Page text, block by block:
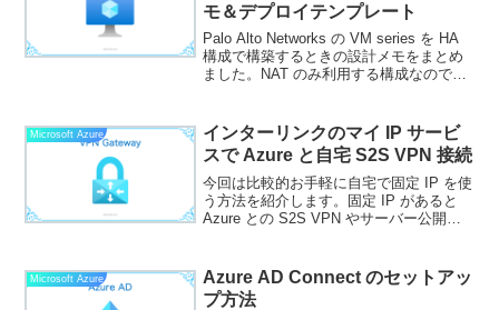
モ＆デプロイテンプレート
Palo Alto Networks の VM series を HA
構成で構築するときの設計メモをまとめ
ました。NAT のみ利用する構成なので、
は承知ください。あ...
Microsoft Azure
インターリンクのマイ IP サービ
スで Azure と自宅 S2S VPN 接続
今回は比較的お手軽に自宅で固定 IP を使
う方法を紹介します。固定 IP があると
Azure との S2S VPN やサーバー公開や
ンクの”マイ IP”サービスマイ ...
Microsoft Azure
Azure AD Connect のセットアッ
プ方法